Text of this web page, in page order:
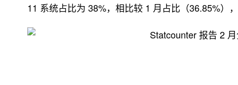
11 系统占比为 38%，相比较 1 月占比（36.85%），